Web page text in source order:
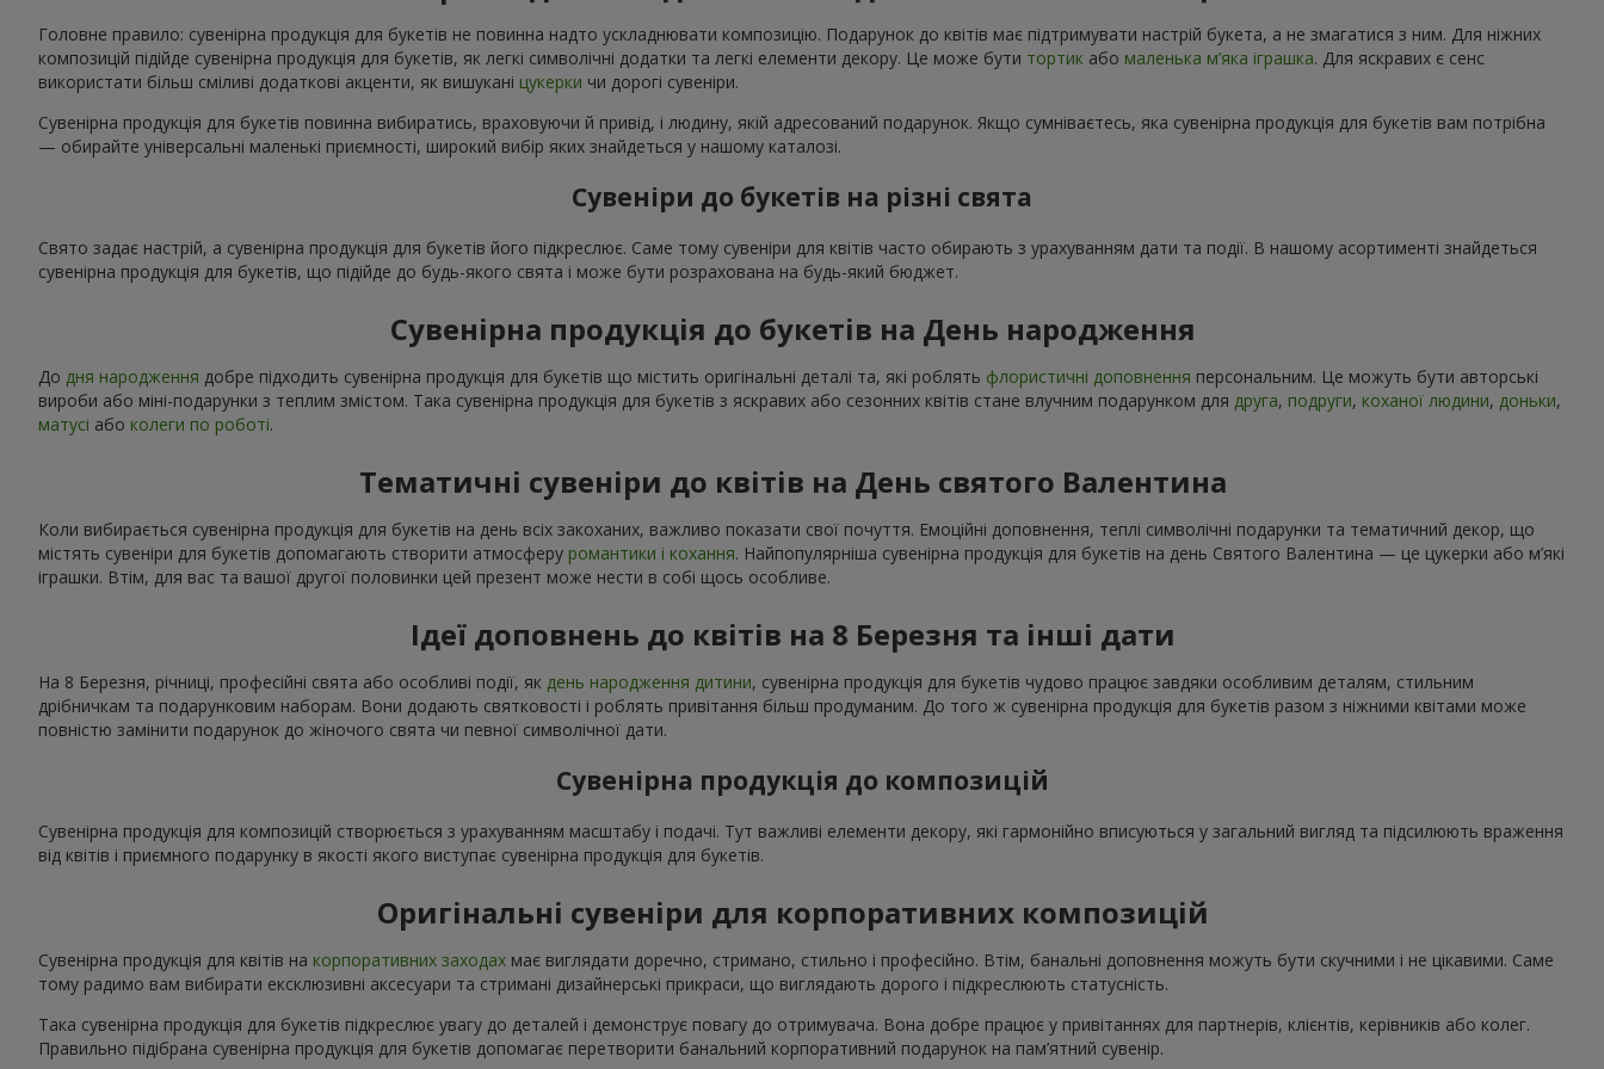
Головне правило: сувенірна продукція для букетів не повинна надто ускладнювати композицію. Подарунок до квітів має підтримувати настрій букета, а не змагатися з ним. Для ніжних
композицій підійде сувенірна продукція для букетів, як легкі символічні додатки та легкі елементи декору. Це може бути тортик або маленька м’яка іграшка. Для яскравих є сенс
використати більш сміливі додаткові акценти, як вишукані цукерки чи дорогі сувеніри.
Сувенірна продукція для букетів повинна вибиратись, враховуючи й привід, і людину, якій адресований подарунок. Якщо сумніваєтесь, яка сувенірна продукція для букетів вам потрібна
— обирайте універсальні маленькі приємності, широкий вибір яких знайдеться у нашому каталозі.
Сувеніри до букетів на різні свята
Свято задає настрій, а сувенірна продукція для букетів його підкреслює. Саме тому сувеніри для квітів часто обирають з урахуванням дати та події. В нашому асортименті знайдеться
сувенірна продукція для букетів, що підійде до будь-якого свята і може бути розрахована на будь-який бюджет.
Сувенірна продукція до букетів на День народження
До дня народження добре підходить сувенірна продукція для букетів що містить оригінальні деталі та, які роблять флористичні доповнення персональним. Це можуть бути авторські
вироби або міні-подарунки з теплим змістом. Така сувенірна продукція для букетів з яскравих або сезонних квітів стане влучним подарунком для друга, подруги, коханої людини, доньки,
матусі або колеги по роботі.
Тематичні сувеніри до квітів на День святого Валентина
Коли вибирається сувенірна продукція для букетів на день всіх закоханих, важливо показати свої почуття. Емоційні доповнення, теплі символічні подарунки та тематичний декор, що
містять сувеніри для букетів допомагають створити атмосферу романтики і кохання. Найпопулярніша сувенірна продукція для букетів на день Святого Валентина — це цукерки або м’які
іграшки. Втім, для вас та вашої другої половинки цей презент може нести в собі щось особливе.
Ідеї доповнень до квітів на 8 Березня та інші дати
На 8 Березня, річниці, професійні свята або особливі події, як день народження дитини, сувенірна продукція для букетів чудово працює завдяки особливим деталям, стильним
дрібничкам та подарунковим наборам. Вони додають святковості і роблять привітання більш продуманим. До того ж сувенірна продукція для букетів разом з ніжними квітами може
повністю замінити подарунок до жіночого свята чи певної символічної дати.
Сувенірна продукція до композицій
Сувенірна продукція для композицій створюється з урахуванням масштабу і подачі. Тут важливі елементи декору, які гармонійно вписуються у загальний вигляд та підсилюють враження
від квітів і приємного подарунку в якості якого виступає сувенірна продукція для букетів.
Оригінальні сувеніри для корпоративних композицій
Сувенірна продукція для квітів на корпоративних заходах має виглядати доречно, стримано, стильно і професійно. Втім, банальні доповнення можуть бути скучними і не цікавими. Саме
тому радимо вам вибирати ексклюзивні аксесуари та стримані дизайнерські прикраси, що виглядають дорого і підкреслюють статусність.
Така сувенірна продукція для букетів підкреслює увагу до деталей і демонструє повагу до отримувача. Вона добре працює у привітаннях для партнерів, клієнтів, керівників або колег.
Правильно підібрана сувенірна продукція для букетів допомагає перетворити банальний корпоративний подарунок на пам’ятний сувенір.